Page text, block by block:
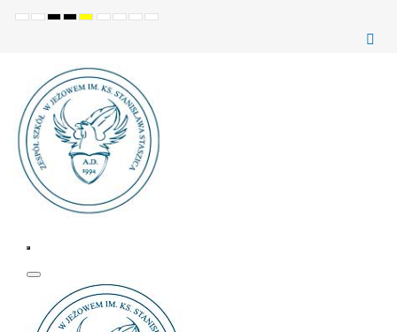
Ustawienia
TrybWysoki
Wysoki
Wysoki
SetSetMake
Set